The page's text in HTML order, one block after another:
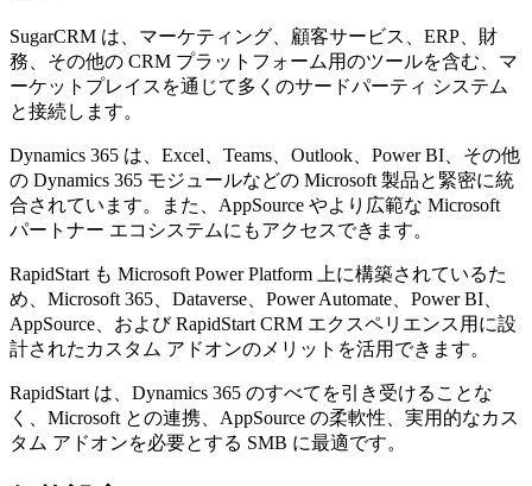
SugarCRM は、マーケティング、顧客サービス、ERP、財
務、その他の CRM プラットフォーム用のツールを含む、マ
ーケットプレイスを通じて多くのサードパーティ システム
と接続します。
Dynamics 365 は、Excel、Teams、Outlook、Power BI、その他
の Dynamics 365 モジュールなどの Microsoft 製品と緊密に統
合されています。また、AppSource やより広範な Microsoft
パートナー エコシステムにもアクセスできます。
RapidStart も Microsoft Power Platform 上に構築されているた
め、Microsoft 365、Dataverse、Power Automate、Power BI、
AppSource、および RapidStart CRM エクスペリエンス用に設
計されたカスタム アドオンのメリットを活用できます。
RapidStart は、Dynamics 365 のすべてを引き受けることな
く、Microsoft との連携、AppSource の柔軟性、実用的なカス
タム アドオンを必要とする SMB に最適です。